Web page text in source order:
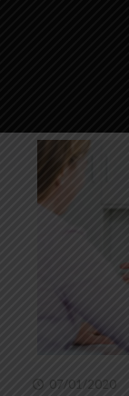
07/01/2020